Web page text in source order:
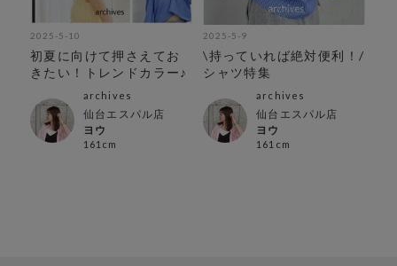
2025-5-10
初夏に向けて押さえてお
きたい！トレンドカラー♪
archives
仙台エスパル店
ヨウ
161cm
2025-5-9
\持っていれば絶対便利！/
シャツ特集
archives
仙台エスパル店
ヨウ
161cm